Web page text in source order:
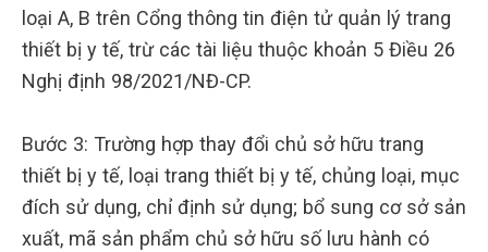
loại A, B trên Cổng thông tin điện tử quản lý trang
thiết bị y tế, trừ các tài liệu thuộc khoản 5 Điều 26
Nghị định 98/2021/NĐ-CP.
Bước 3: Trường hợp thay đổi chủ sở hữu trang
thiết bị y tế, loại trang thiết bị y tế, chủng loại, mục
đích sử dụng, chỉ định sử dụng; bổ sung cơ sở sản
xuất, mã sản phẩm chủ sở hữu số lưu hành có